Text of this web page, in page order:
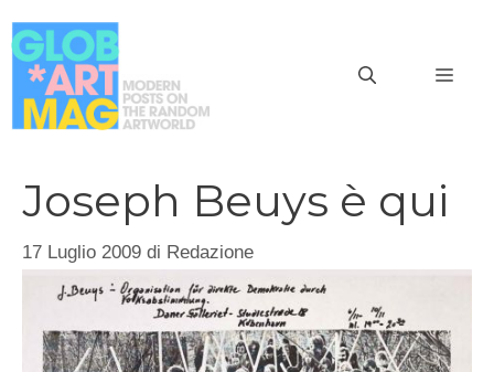
al
contenuto
Joseph Beuys è qui
17 Luglio 2009 di Redazione